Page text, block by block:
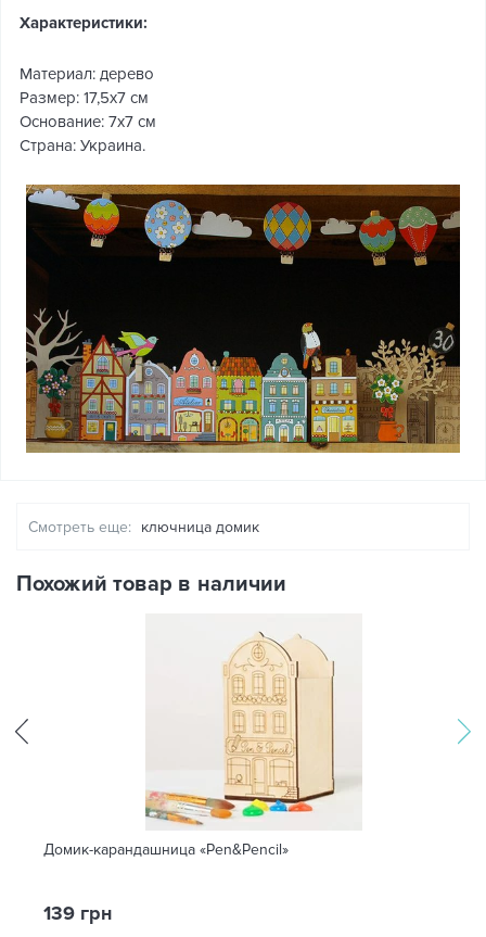
Характеристики:
Материал: дерево
Размер: 17,5х7 см
Основание: 7х7 см
Страна: Украина.
Смотреть еще: ключница домик
Похожий товар в наличии
Домик-карандашница «Pen&Pencil»
139 грн